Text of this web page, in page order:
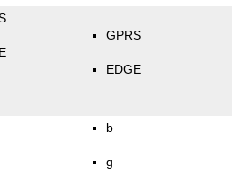
GPRS
EDGE
b
g